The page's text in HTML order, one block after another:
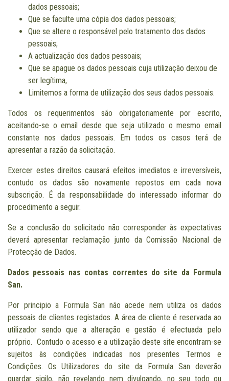
dados pessoais;
Que se faculte uma cópia dos dados pessoais;
Que se altere o responsável pelo tratamento dos dados
pessoais;
A actualização dos dados pessoais;
Que se apague os dados pessoais cuja utilização deixou de
ser legítima,
Limitemos a forma de utilização dos seus dados pessoais.
Todos os requerimentos são obrigatoriamente por escrito,
aceitando-se o email desde que seja utilizado o mesmo email
constante nos dados pessoais. Em todos os casos terá de
apresentar a razão da solicitação.
Exercer estes direitos causará efeitos imediatos e irreversíveis,
contudo os dados são novamente repostos em cada nova
subscrição. É da responsabilidade do interessado informar do
procedimento a seguir.
Se a conclusão do solicitado não corresponder às expectativas
deverá apresentar reclamação junto da Comissão Nacional de
Protecção de Dados.
Dados pessoais nas contas correntes do site da Formula
San.
Por principio a Formula San não acede nem utiliza os dados
pessoais de clientes registados. A área de cliente é reservada ao
utilizador sendo que a alteração e gestão é efectuada pelo
próprio. Contudo o acesso e a utilização deste site encontram-se
sujeitos às condições indicadas nos presentes Termos e
Condições. Os Utilizadores do site da Formula San deverão
guardar sigilo, não revelando nem divulgando, no seu todo ou